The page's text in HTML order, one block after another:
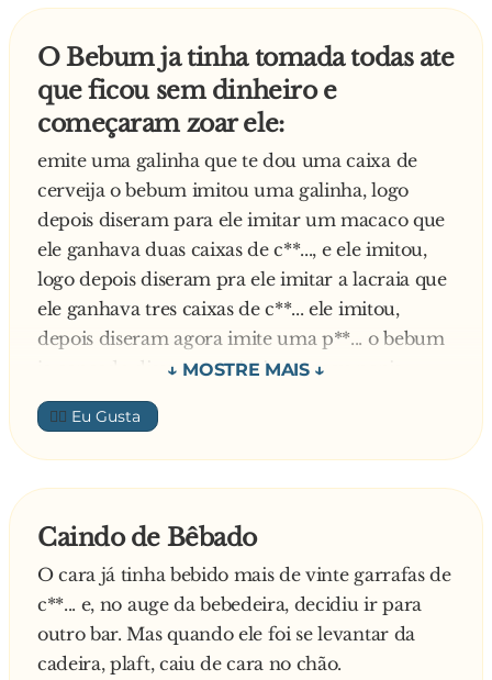
O Bebum ja tinha tomada todas ate
que ficou sem dinheiro e
começaram zoar ele:
emite uma galinha que te dou uma caixa de
cerveija o bebum imitou uma galinha, logo
depois diseram para ele imitar um macaco que
ele ganhava duas caixas de c**..., e ele imitou,
logo depois diseram pra ele imitar a lacraia que
ele ganhava tres caixas de c**... ele imitou,
depois diseram agora imite uma p**... o bebum
ja cançado disse: eu vo imitar e meu penis
dentro da b** da sua mulher por que ela ja e a
p**......
O bebum chega em casa e diz para a mulher
ganhei 6 caixas de cerveija e esse lindo jesso no
👍🏼
Caindo de Bêbado
O cara já tinha bebido mais de vinte garrafas de
c**... e, no auge da bebedeira, decidiu ir para
outro bar. Mas quando ele foi se levantar da
cadeira, plaft, caiu de cara no chão.